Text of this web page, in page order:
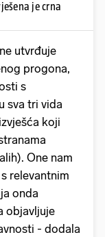
je crna
utvrđuje
progona,
s
sva tri vida
koji
One nam
relevantnim
onda
objavljuje
- dodala